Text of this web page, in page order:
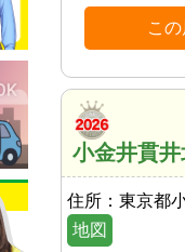
こ
小金井貫
住所： 東京都
地図